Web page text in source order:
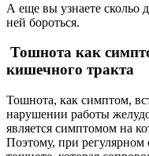
А еще вы узнаете скольо
ней бороться.
Тошнота как
кишечного тракта
Тошнота, как симптом,
нарушении работы
является симптомом на
Поэтому, при